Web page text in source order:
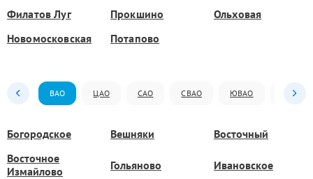
Филатов Луг
Прокшино
Ольховая
Новомосковская
Потапово
ВАО ЦАО САО СВАО ЮВАО ЮАО
Богородское Вешняки
Восточный
Восточное
Измайлово
Гольяново Ивановское